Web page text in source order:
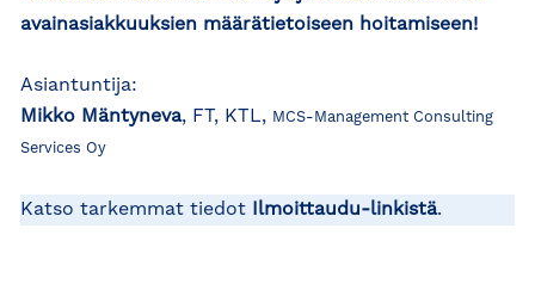
avainasiakkuuksien määrätietoiseen hoitamiseen!
Asiantuntija:
Mikko Mäntyneva, FT, KTL, MCS-Management Consulting
Services Oy
Katso tarkemmat tiedot Ilmoittaudu-linkistä.